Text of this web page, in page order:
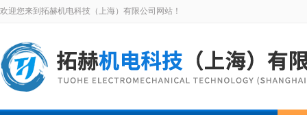
欢迎您来到拓赫机电科技（上海）有限公司网站！